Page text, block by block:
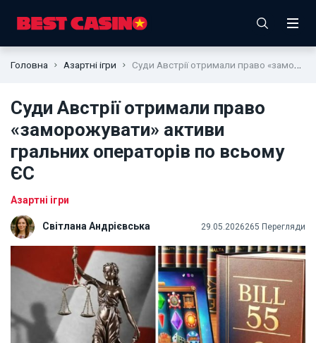
Головна Азартні ігри Суди Австрії отримали право «заморожувати» активи гральних операторів по всьому ЄС
Суди Австрії отримали право
«заморожувати» активи
гральних операторів по всьому
ЄС
Азартні ігри
Світлана Андрієвська 29.05.2026265 Перегляди